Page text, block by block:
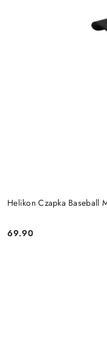
Helikon Czapka Baseball
Cena:
69.90